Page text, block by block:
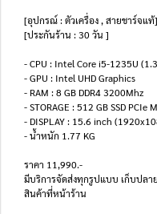
[อุปกรณ์ : ตัวเครื่อง , สายชาร์จแท้]
[ประกันร้าน : 30 วัน ]
- CPU : Intel Core i5-1235U
- GPU : Intel UHD Graphics
- RAM : 8 GB DDR4 3200Mhz
- STORAGE : 512 GB SSD PCIe
- DISPLAY : 15.6 inch
- น้ำหนัก 1.77 KG
ราคา 11,990.-
มีบริการจัดส่งทุกรูปแบบ เก็บปลา
สินค้าที่หน้าร้าน